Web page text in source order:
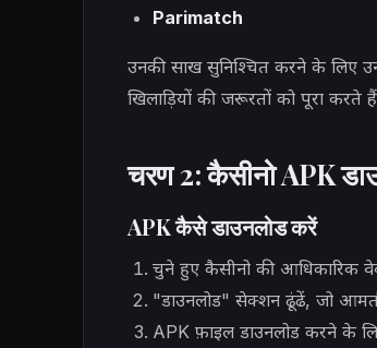
Parimatch
उनकी साख सुनिश्चित करने के लिए
खिलाड़ियों की जरूरतों को पूरा करते
चरण 2: कैसीनो APK
APK कैसे डाउनलोड करें
चुने हुए कैसीनो की आधिकारिक
"डाउनलोड" सेक्शन ढूंढें, जो
APK फ़ाइल डाउनलोड करने के